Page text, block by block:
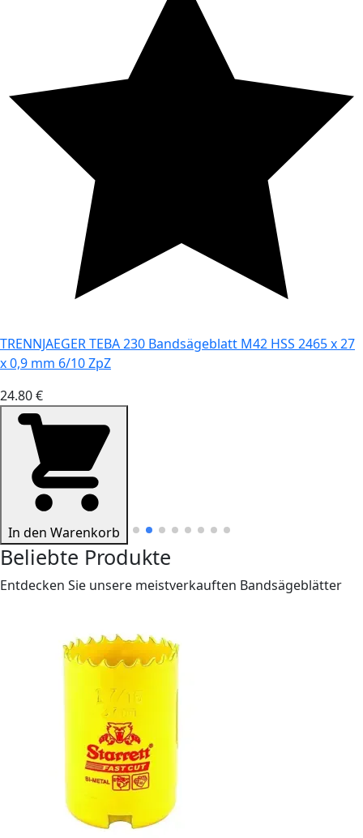
TRENNJAEGER TEBA 230 Bandsägeblatt M42 HSS 2465 x 27
x 0,9 mm 6/10 ZpZ
24.80 €
In den Warenkorb
Beliebte Produkte
Entdecken Sie unsere meistverkauften Bandsägeblätter